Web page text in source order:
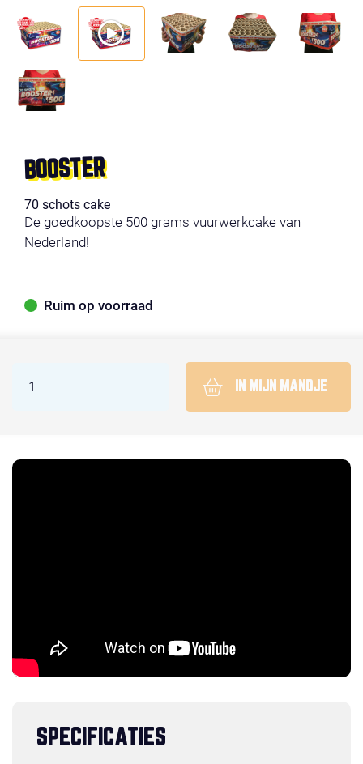
BOOSTER
70 schots cake
De goedkoopste 500 grams vuurwerkcake van
Nederland!
Ruim op voorraad
IN MIJN MANDJE
SPECIFICATIES